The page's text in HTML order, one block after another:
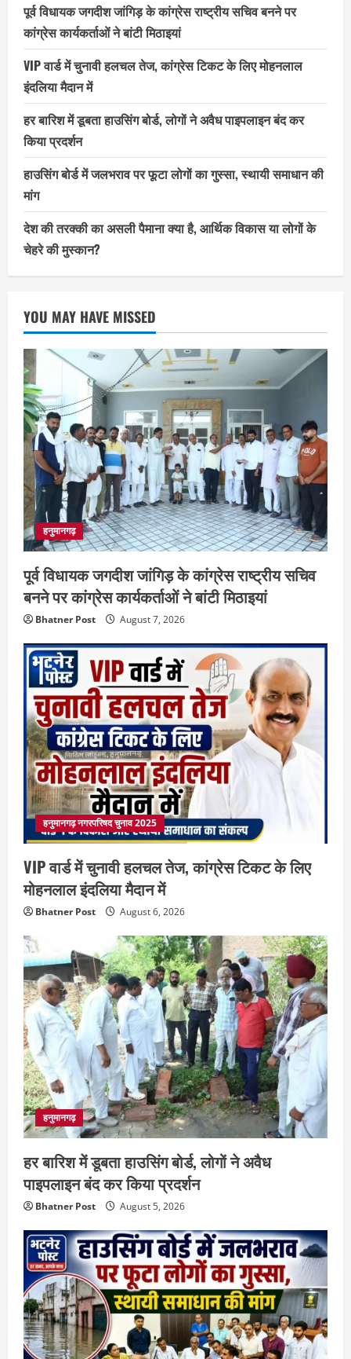
पूर्व विधायक जगदीश जांगिड़ के कांग्रेस राष्ट्रीय सचिव बनने पर
कांग्रेस कार्यकर्ताओं ने बांटी मिठाइयां
VIP वार्ड में चुनावी हलचल तेज, कांग्रेस टिकट के लिए मोहनलाल
इंदलिया मैदान में
हर बारिश में डूबता हाउसिंग बोर्ड, लोगों ने अवैध पाइपलाइन बंद कर
किया प्रदर्शन
हाउसिंग बोर्ड में जलभराव पर फूटा लोगों का गुस्सा, स्थायी समाधान की
मांग
देश की तरक्की का असली पैमाना क्या है, आर्थिक विकास या लोगों के
चेहरे की मुस्कान?
YOU MAY HAVE MISSED
हनुमानगढ़
पूर्व विधायक जगदीश जांगिड़ के कांग्रेस राष्ट्रीय सचिव
बनने पर कांग्रेस कार्यकर्ताओं ने बांटी मिठाइयां
Bhatner Post August 7, 2026
हनुमानगढ़ नगरपरिषद चुनाव 2025
VIP वार्ड में चुनावी हलचल तेज, कांग्रेस टिकट के लिए
मोहनलाल इंदलिया मैदान में
Bhatner Post August 6, 2026
हनुमानगढ़
हर बारिश में डूबता हाउसिंग बोर्ड, लोगों ने अवैध
पाइपलाइन बंद कर किया प्रदर्शन
Bhatner Post August 5, 2026